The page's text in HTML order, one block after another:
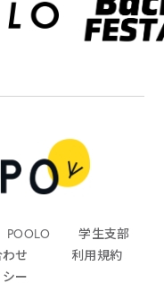
POOLO
学生支部
せ
利用規約
ー